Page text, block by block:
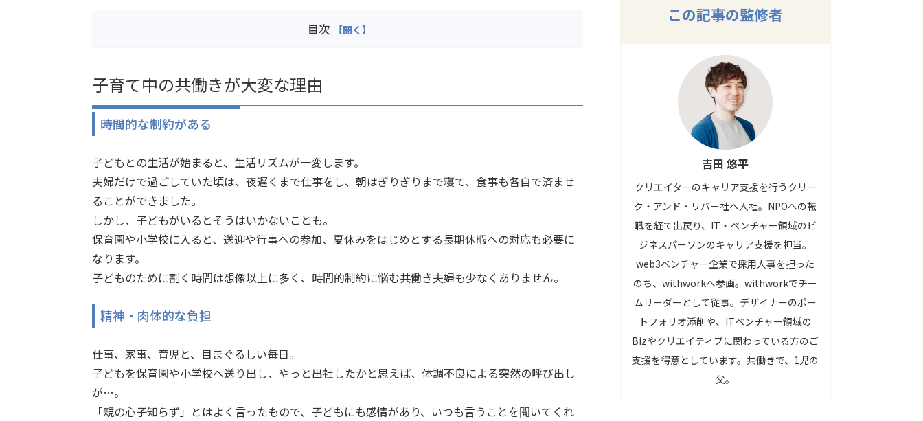
目次
子育て中の共働きが大変な理由
時間的な制約がある
子どもとの生活が始まると、生活リズムが一変します。
夫婦だけで過ごしていた頃は、夜遅くまで仕事をし、朝はぎりぎりまで寝て、食事も各自で済ませ
ることができました。
しかし、子どもがいるとそうはいかないことも。
保育園や小学校に入ると、送迎や行事への参加、夏休みをはじめとする長期休暇への対応も必要に
なります。
子どものために割く時間は想像以上に多く、時間的制約に悩む共働き夫婦も少なくありません。
精神・肉体的な負担
仕事、家事、育児と、目まぐるしい毎日。
子どもを保育園や小学校へ送り出し、やっと出社したかと思えば、体調不良による突然の呼び出し
が…。
「親の心子知らず」とはよく言ったもので、子どもにも感情があり、いつも言うことを聞いてくれ
この記事の監修者
吉田 悠平
クリエイターのキャリア支援を行うクリー
ク・アンド・リバー社へ入社。NPOへの転
職を経て出戻り、IT・ベンチャー領域のビ
ジネスパーソンのキャリア支援を担当。
web3ベンチャー企業で採用人事を担った
のち、withworkへ参画。withworkでチー
ムリーダーとして従事。デザイナーのポー
トフォリオ添削や、ITベンチャー領域の
Bizやクリエイティブに関わっている方のご
支援を得意としています。共働きで、1児の
父。